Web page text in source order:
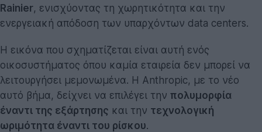
Rainier, ενισχύοντας τη χωρητικότητα και την
ενεργειακή απόδοση των υπαρχόντων data centers.
Η εικόνα που σχηματίζεται είναι αυτή ενός
οικοσυστήματος όπου καμία εταιρεία δεν μπορεί να
λειτουργήσει μεμονωμένα. Η Anthropic, με το νέο
αυτό βήμα, δείχνει να επιλέγει την πολυμορφία
έναντι της εξάρτησης και την τεχνολογική
ωριμότητα έναντι του ρίσκου.